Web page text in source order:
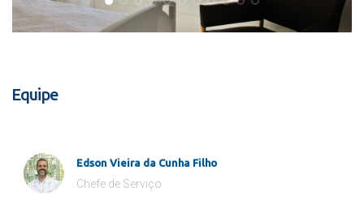
Equipe
Edson Vieira da Cunha Filho
Chefe de Serviço